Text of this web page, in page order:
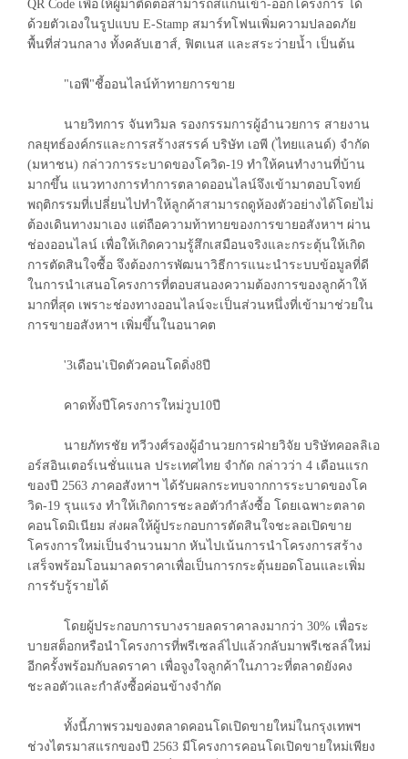
QR Code เพื่อให้ผู้มาติดต่อสามารถสแกนเข้า-ออกโครงการ ได้
ด้วยตัวเองในรูปแบบ E-Stamp สมาร์ทโฟนเพิ่มความปลอดภัย
พื้นที่ส่วนกลาง ทั้งคลับเฮาส์, ฟิตเนส และสระว่ายน้ำ เป็นต้น
"เอพี"ชี้ออนไลน์ท้าทายการขาย
นายวิทการ จันทวิมล รองกรรมการผู้อำนวยการ สายงาน
กลยุทธ์องค์กรและการสร้างสรรค์ บริษัท เอพี (ไทยแลนด์) จำกัด
(มหาชน) กล่าวการระบาดของโควิด-19 ทำให้คนทำงานที่บ้าน
มากขึ้น แนวทางการทำการตลาดออนไลน์จึงเข้ามาตอบโจทย์
พฤติกรรมที่เปลี่ยนไปทำให้ลูกค้าสามารถดูห้องตัวอย่างได้โดยไม่
ต้องเดินทางมาเอง แต่ถือความท้าทายของการขายอสังหาฯ ผ่าน
ช่องออนไลน์ เพื่อให้เกิดความรู้สึกเสมือนจริงและกระตุ้นให้เกิด
การตัดสินใจซื้อ จึงต้องการพัฒนาวิธีการแนะนำระบบข้อมูลที่ดี
ในการนำเสนอโครงการที่ตอบสนองความต้องการของลูกค้าให้
มากที่สุด เพราะช่องทางออนไลน์จะเป็นส่วนหนึ่งที่เข้ามาช่วยใน
การขายอสังหาฯ เพิ่มขึ้นในอนาคต
'3เดือน'เปิดตัวคอนโดดิ่ง8ปี
คาดทั้งปีโครงการใหม่วูบ10ปี
นายภัทรชัย ทวีวงศ์รองผู้อำนวยการฝ่ายวิจัย บริษัทคอลลิเอ
อร์สอินเตอร์เนชั่นแนล ประเทศไทย จำกัด กล่าวว่า 4 เดือนแรก
ของปี 2563 ภาคอสังหาฯ ได้รับผลกระทบจากการระบาดของโค
วิด-19 รุนแรง ทำให้เกิดการชะลอตัวกำลังซื้อ โดยเฉพาะตลาด
คอนโดมิเนียม ส่งผลให้ผู้ประกอบการตัดสินใจชะลอเปิดขาย
โครงการใหม่เป็นจำนวนมาก หันไปเน้นการนำโครงการสร้าง
เสร็จพร้อมโอนมาลดราคาเพื่อเป็นการกระตุ้นยอดโอนและเพิ่ม
การรับรู้รายได้
โดยผู้ประกอบการบางรายลดราคาลงมากว่า 30% เพื่อระ
บายสต็อกหรือนำโครงการที่พรีเซลล์ไปแล้วกลับมาพรีเซลล์ใหม่
อีกครั้งพร้อมกับลดราคา เพื่อจูงใจลูกค้าในภาวะที่ตลาดยังคง
ชะลอตัวและกำลังซื้อค่อนข้างจำกัด
ทั้งนี้ภาพรวมของตลาดคอนโดเปิดขายใหม่ในกรุงเทพฯ
ช่วงไตรมาสแรกของปี 2563 มีโครงการคอนโดเปิดขายใหม่เพียง